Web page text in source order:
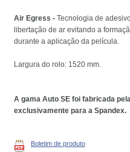
Air Egress - Tecnologia de
libertação de ar evitando a
durante a aplicação da película.
Largura do rolo: 1520 mm.
A gama Auto SE foi fabricada
exclusivamente para a Spandex.
Boletim de produto